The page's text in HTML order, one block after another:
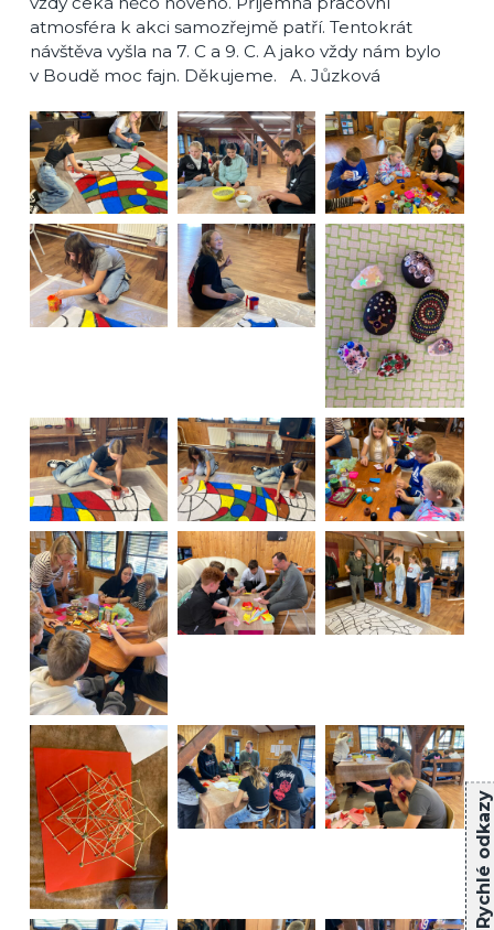
Rychlé odkazy
atmosféra k akci samozřejmě patří. Tentokrát
návštěva vyšla na 7. C a 9. C. A jako vždy nám bylo
v Boudě moc fajn. Děkujeme. A. Jůzková